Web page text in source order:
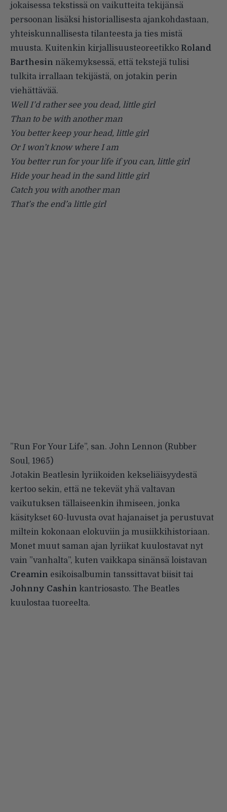
jokaisessa tekstissä on vaikutteita tekijänsä
persoonan lisäksi historiallisesta ajankohdastaan,
yhteiskunnallisesta tilanteesta ja ties mistä
muusta. Kuitenkin kirjallisuusteoreetikko Roland
Barthesin näkemyksessä, että tekstejä tulisi
tulkita irrallaan tekijästä, on jotakin perin
viehättävää.
Well I’d rather see you dead, little girl
Than to be with another man
You better keep your head, little girl
Or I won’t know where I am
You better run for your life if you can, little girl
Hide your head in the sand little girl
Catch you with another man
That’s the end’a little girl
”Run For Your Life”, san. John Lennon (Rubber
Soul, 1965)
Jotakin Beatlesin lyriikoiden kekseliäisyydestä
kertoo sekin, että ne tekevät yhä valtavan
vaikutuksen tällaiseenkin ihmiseen, jonka
käsitykset 60-luvusta ovat hajanaiset ja perustuvat
miltein kokonaan elokuviin ja musiikkihistoriaan.
Monet muut saman ajan lyriikat kuulostavat nyt
vain ”vanhalta”, kuten vaikkapa sinänsä loistavan
Creamin esikoisalbumin tanssittavat biisit tai
Johnny Cashin kantriosasto. The Beatles
kuulostaa tuoreelta.